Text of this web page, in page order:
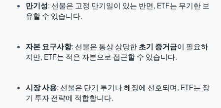
만기성: 선물은 고정 만기일이 있는 반면, ETF는 무기한 보
유할 수 있습니다.
자본 요구사항: 선물은 통상 상당한 초기 증거금이 필요하
지만, ETF는 적은 자본으로 접근할 수 있습니다.
시장 사용: 선물은 단기 투기나 헤징에 선호되며, ETF는 장
기 투자 전략에 적합합니다.